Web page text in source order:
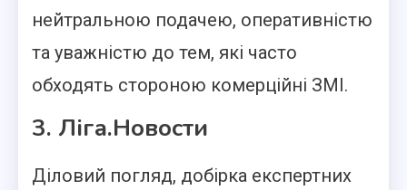
нейтральною подачею, оперативністю
та уважністю до тем, які часто
обходять стороною комерційні ЗМІ.
3. Ліга.Новости
Діловий погляд, добірка експертних